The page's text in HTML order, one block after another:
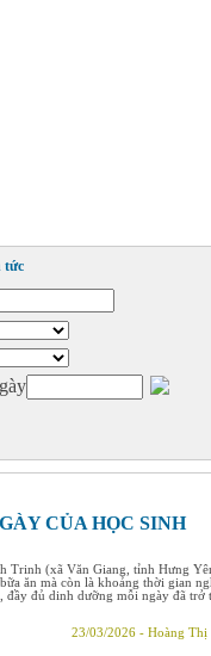
tức
CỦA HỌC SINH
Trinh (xã Văn Giang, tỉnh Hưng
ăn mà còn là khoảng thời gian
đầy đủ dinh dưỡng mỗi ngày đã trở
23/03/2026 - Hoàng Thị